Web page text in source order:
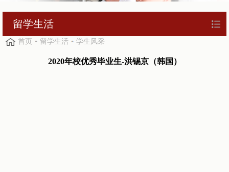
留学生活
首页 留学生活 学生风采
2020年校优秀毕业生-洪锡京（韩国）